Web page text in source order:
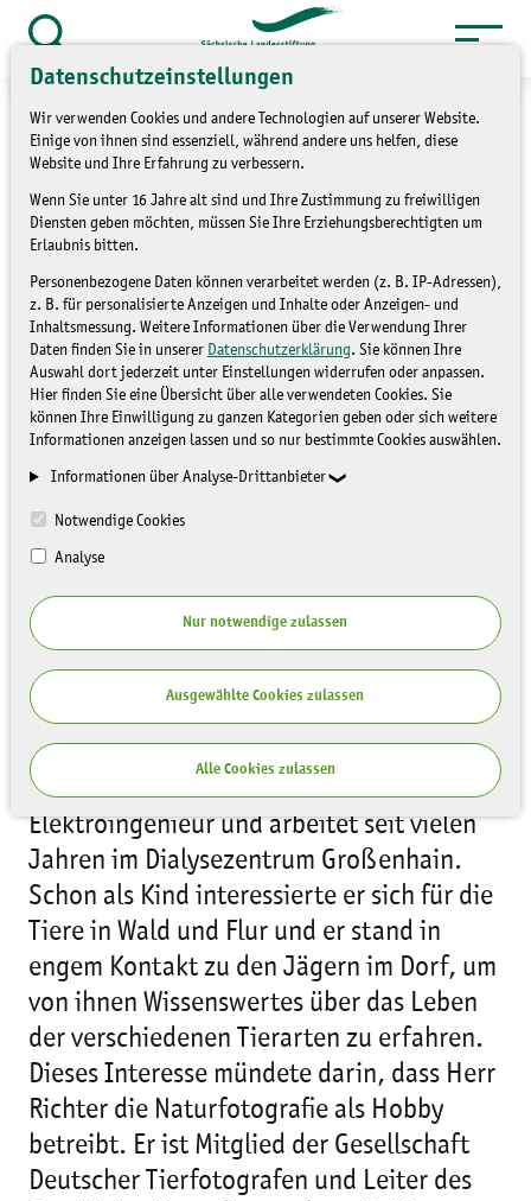
Datenschutzeinstellungen
Wir verwenden Cookies und andere Technologien auf unserer Website.
Einige von ihnen sind essenziell, während andere uns helfen, diese
Website und Ihre Erfahrung zu verbessern.
Wenn Sie unter 16 Jahre alt sind und Ihre Zustimmung zu freiwilligen
Diensten geben möchten, müssen Sie Ihre Erziehungsberechtigten um
Erlaubnis bitten.
Personenbezogene Daten können verarbeitet werden (z. B. IP-Adressen),
z. B. für personalisierte Anzeigen und Inhalte oder Anzeigen- und
Inhaltsmessung. Weitere Informationen über die Verwendung Ihrer
Daten finden Sie in unserer Datenschutzerklärung. Sie können Ihre
Auswahl dort jederzeit unter Einstellungen widerrufen oder anpassen.
Hier finden Sie eine Übersicht über alle verwendeten Cookies. Sie
können Ihre Einwilligung zu ganzen Kategorien geben oder sich weitere
Informationen anzeigen lassen und so nur bestimmte Cookies auswählen.
Informationen über Analyse-Drittanbieter
Notwendige Cookies
Analyse
Nur notwendige zulassen
Ausgewählte Cookies zulassen
Alle Cookies zulassen
Zum
Inhalt
springen
öffnen
Service » Presse und Medien
» Pressemitteilungen
"Im Reich der Biber"
PRESSEMITTEILUNGEN
Friedheim Richter, Jahrgang 1949,
wohnhaft im Kreis Meißen, ist von Beruf
Elektroingenieur und arbeitet seit vielen
Jahren im Dialysezentrum Großenhain.
Schon als Kind interessierte er sich für die
Tiere in Wald und Flur und er stand in
engem Kontakt zu den Jägern im Dorf, um
von ihnen Wissenswertes über das Leben
der verschiedenen Tierarten zu erfahren.
Dieses Interesse mündete darin, dass Herr
Richter die Naturfotografie als Hobby
betreibt. Er ist Mitglied der Gesellschaft
Deutscher Tierfotografen und Leiter des